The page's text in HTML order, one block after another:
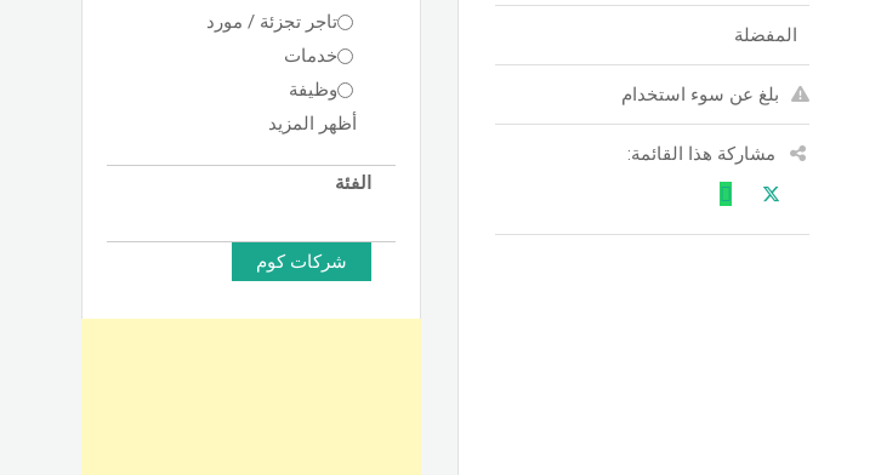
المفضلة
بلغ عن سوء استخدام
مشاركة هذا القائمة:
تاجر تجزئة / مورد
خدمات
وظيفة
أظهر المزيد
الفئة
شركات كوم